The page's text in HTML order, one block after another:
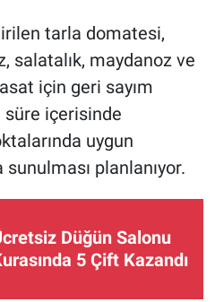
tarla domatesi,
salatalık, maydanoz ve
için geri sayım
süre içerisinde
uygun
planlanıyor.
Düğün Salonu
5 Çift Kazandı